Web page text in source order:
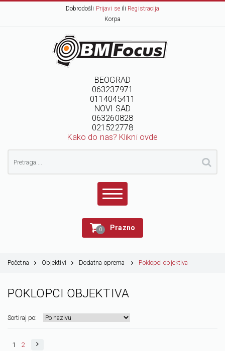
Dobrodošli Prijavi seili Registracija
Korpa
BEOGRAD
063237971
0114045411
NOVI SAD
063260828
021522778
Kako do nas? Klikni ovde
0 Prazno
Početna Objektivi Dodatna oprema Poklopci objektiva
POKLOPCI OBJEKTIVA
Sortiraj po:
1 2